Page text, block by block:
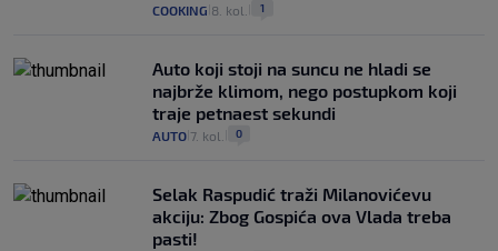
COOKING 8. kol. 1
Auto koji stoji na suncu ne hladi se
najbrže klimom, nego postupkom koji
traje petnaest sekundi
AUTO 7. kol. 0
Selak Raspudić traži Milanovićevu
akciju: Zbog Gospića ova Vlada treba
pasti!